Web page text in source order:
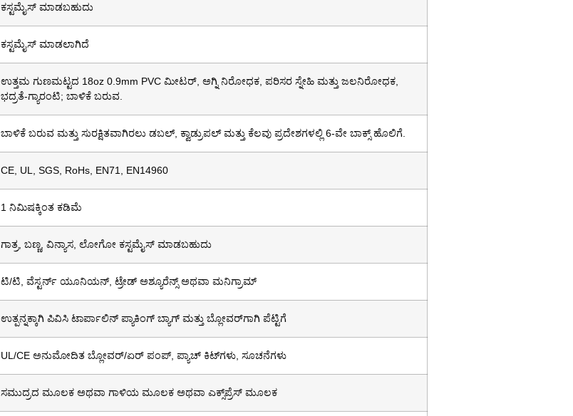
ಕಸ್ಟಮೈಸ್ ಮಾಡಬಹುದು
ಕಸ್ಟಮೈಸ್ ಮಾಡಲಾಗಿದೆ
ಉತ್ತಮ ಗುಣಮಟ್ಟದ 18oz 0.9mm PVC ಮೀಟರ್, ಅಗ್ನಿ ನಿರೋಧಕ, ಪರಿಸರ ಸ್ನೇಹಿ ಮತ್ತು ಜಲನಿರೋಧಕ,
ಭದ್ರತೆ-ಗ್ಯಾರಂಟಿ; ಬಾಳಿಕೆ ಬರುವ.
ಬಾಳಿಕೆ ಬರುವ ಮತ್ತು ಸುರಕ್ಷಿತವಾಗಿರಲು ಡಬಲ್, ಕ್ವಾಡ್ರುಪಲ್ ಮತ್ತು ಕೆಲವು ಪ್ರದೇಶಗಳಲ್ಲಿ 6-ವೇ ಬಾಕ್ಸ್ ಹೊಲಿಗೆ.
CE, UL, SGS, RoHs, EN71, EN14960
1 ನಿಮಿಷಕ್ಕಿಂತ ಕಡಿಮೆ
ಗಾತ್ರ, ಬಣ್ಣ, ವಿನ್ಯಾಸ, ಲೋಗೋ ಕಸ್ಟಮೈಸ್ ಮಾಡಬಹುದು
ಟಿ/ಟಿ, ವೆಸ್ಟರ್ನ್ ಯೂನಿಯನ್, ಟ್ರೇಡ್ ಅಶ್ಯೂರೆನ್ಸ್ ಅಥವಾ ಮನಿಗ್ರಾಮ್
ಉತ್ಪನ್ನಕ್ಕಾಗಿ ಪಿವಿಸಿ ಟಾರ್ಪಾಲಿನ್ ಪ್ಯಾಕಿಂಗ್ ಬ್ಯಾಗ್ ಮತ್ತು ಬ್ಲೋವರ್‌ಗಾಗಿ ಪೆಟ್ಟಿಗೆ
UL/CE ಅನುಮೋದಿತ ಬ್ಲೋವರ್/ಏರ್ ಪಂಪ್, ಪ್ಯಾಚ್ ಕಿಟ್‌ಗಳು, ಸೂಚನೆಗಳು
ಸಮುದ್ರದ ಮೂಲಕ ಅಥವಾ ಗಾಳಿಯ ಮೂಲಕ ಅಥವಾ ಎಕ್ಸ್‌ಪ್ರೆಸ್ ಮೂಲಕ